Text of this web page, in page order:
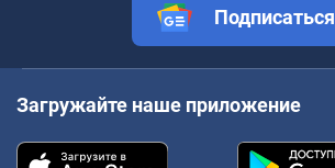
Подписаться
Загружайте наше приложение